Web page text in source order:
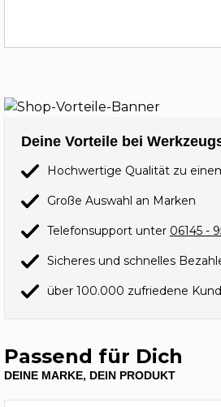
Deine Vorteile bei
Hochwertige Qualität zu
Große Auswahl an Marken
Telefonsupport unter 06145 -
Sicheres und schnelles
über 100.000 zufriedene
Passend für Dich
DEINE MARKE, DEIN PRODUKT